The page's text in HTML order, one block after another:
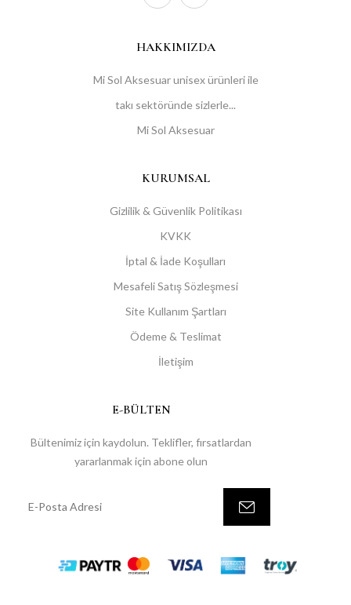
HAKKIMIZDA
Mi Sol Aksesuar unisex ürünleri ile
takı sektöründe sizlerle...
Mi Sol Aksesuar
KURUMSAL
Gizlilik & Güvenlik Politikası
KVKK
İptal & İade Koşulları
Mesafeli Satış Sözleşmesi
Site Kullanım Şartları
Ödeme & Teslimat
İletişim
E-BÜLTEN
Bültenimiz için kaydolun. Teklifler, fırsatlardan
yararlanmak için abone olun